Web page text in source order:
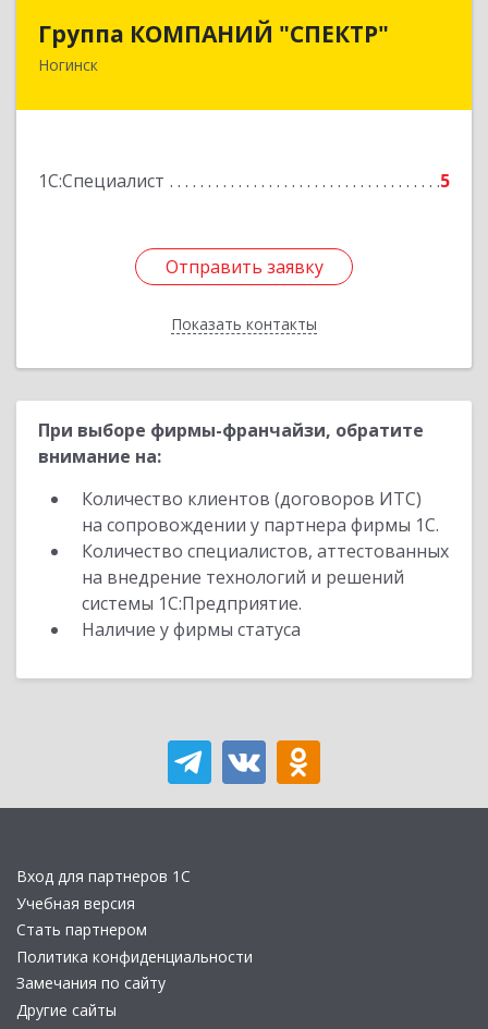
Группа КОМПАНИЙ "СПЕКТР"
Ногинск
1С:Специалист 5
Отправить заявку
Показать контакты
Группа КОМПАНИЙ "СПЕКТР"
142400, Московская обл, г.о.Богородский,
Отправить заявку
Назад
При выборе фирмы-франчайзи, обратите
внимание на:
Количество клиентов (договоров ИТС)
на сопровождении у партнера фирмы 1С.
Количество специалистов, аттестованных
на внедрение технологий и решений
системы 1С:Предприятие.
Наличие у фирмы статуса
Вход для партнеров 1С
Учебная версия
Стать партнером
Политика конфиденциальности
Замечания по сайту
Другие сайты